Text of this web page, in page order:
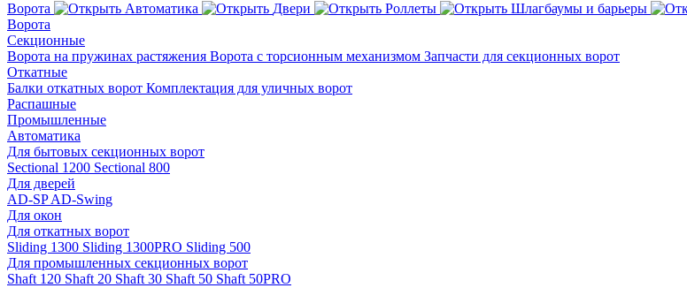
Ворота Автоматика Двери Роллеты
Шлагбаумы и барьеры
Ворота
Секционные
Ворота на пружинах растяжения Ворота с торсионным механизмом Запчасти для секционных ворот
Откатные
Балки откатных ворот Комплектация для уличных ворот
Распашные
Промышленные
Автоматика
Для бытовых секционных ворот
Sectional 1200 Sectional 800
Для дверей
AD-SPAD-Swing
Для окон
Для откатных ворот
Sliding 1300 Sliding 1300PRO Sliding 500
Для промышленных секционных ворот
Shaft 120 Shaft 20 Shaft 30 Shaft 50 Shaft 50PRO